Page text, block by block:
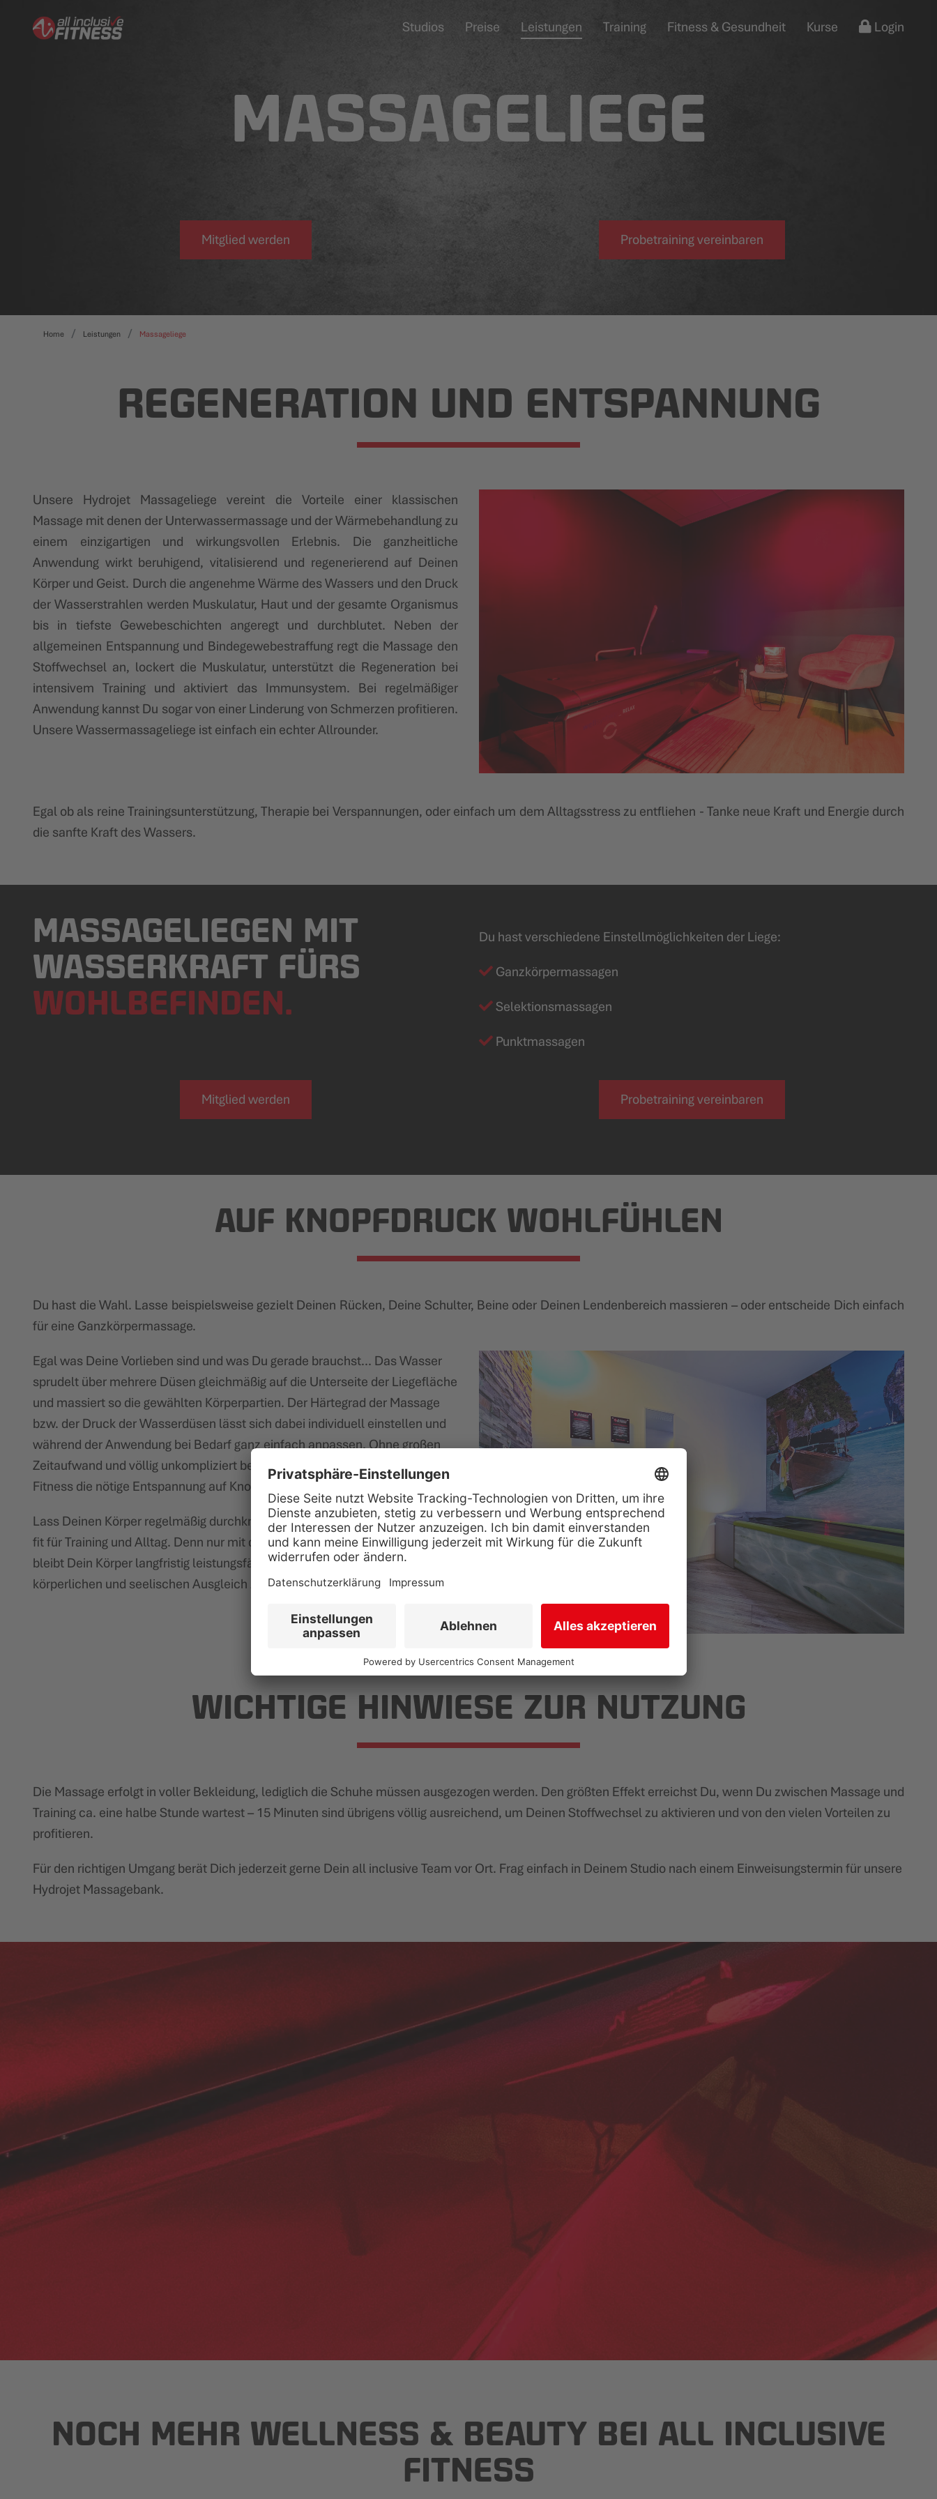
Studios Preise Leistungen Training Fitness & Gesundheit Kurse Login
MASSAGE­LIEGE
Mitglied werden Probetraining vereinbaren
Home Leistungen Massageliege
REGENERATION UND ENTSPANNUNG
Unsere Hydrojet Massageliege vereint die Vorteile einer klassischen
Massage mit denen der Unterwassermassage und der Wärmebehandlung zu
einem einzigartigen und wirkungsvollen Erlebnis. Die ganzheitliche
Anwendung wirkt beruhigend, vitalisierend und regenerierend auf Deinen
Körper und Geist. Durch die angenehme Wärme des Wassers und den Druck
der Wasserstrahlen werden Muskulatur, Haut und der gesamte Organismus
bis in tiefste Gewebeschichten angeregt und durchblutet. Neben der
allgemeinen Entspannung und Bindegewebestraffung regt die Massage den
Stoffwechsel an, lockert die Muskulatur, unterstützt die Regeneration bei
intensivem Training und aktiviert das Immunsystem. Bei regelmäßiger
Anwendung kannst Du sogar von einer Linderung von Schmerzen profitieren.
Unsere Wassermassageliege ist einfach ein echter Allrounder.
Egal ob als reine Trainingsunterstützung, Therapie bei Verspannungen, oder einfach um dem Alltagsstress zu entfliehen - Tanke neue Kraft und Energie durch
die sanfte Kraft des Wassers.
MASSAGELIEGEN MIT
WASSERKRAFT FÜRS
WOHLBEFINDEN.
Du hast verschiedene Einstellmöglichkeiten der Liege:
Ganzkörpermassagen
Selektionsmassagen
Punktmassagen
Mitglied werden Probetraining vereinbaren
AUF KNOPFDRUCK WOHLFÜHLEN
Du hast die Wahl. Lasse beispielsweise gezielt Deinen Rücken, Deine Schulter, Beine oder Deinen Lendenbereich massieren – oder entscheide Dich einfach
für eine Ganzkörpermassage.
Egal was Deine Vorlieben sind und was Du gerade brauchst... Das Wasser
sprudelt über mehrere Düsen gleichmäßig auf die Unterseite der Liegefläche
und massiert so die gewählten Körperpartien. Der Härtegrad der Massage
bzw. der Druck der Wasserdüsen lässt sich dabei individuell einstellen und
während der Anwendung bei Bedarf ganz einfach anpassen. Ohne großen
Zeitaufwand und völlig unkompliziert bekommst Du so bei all inclusive
Fitness die nötige Entspannung auf Knopfdruck.
Lass Deinen Körper regelmäßig durchkneten und werde so schneller wieder
fit für Training und Alltag. Denn nur mit den nötigen Entspannungsphasen
bleibt Dein Körper langfristig leistungsfähig und schafft den wichtigen
körperlichen und seelischen Ausgleich zum oft hektischen Alltag.
WICHTIGE HINWIESE ZUR NUTZUNG
Die Massage erfolgt in voller Bekleidung, lediglich die Schuhe müssen ausgezogen werden. Den größten Effekt erreichst Du, wenn Du zwischen Massage und
Training ca. eine halbe Stunde wartest – 15 Minuten sind übrigens völlig ausreichend, um Deinen Stoffwechsel zu aktivieren und von den vielen Vorteilen zu
profitieren.
Für den richtigen Umgang berät Dich jederzeit gerne Dein all inclusive Team vor Ort. Frag einfach in Deinem Studio nach einem Einweisungstermin für unsere
Hydrojet Massagebank.
NOCH MEHR WELLNESS & BEAUTY BEI ALL INCLUSIVE
FITNESS